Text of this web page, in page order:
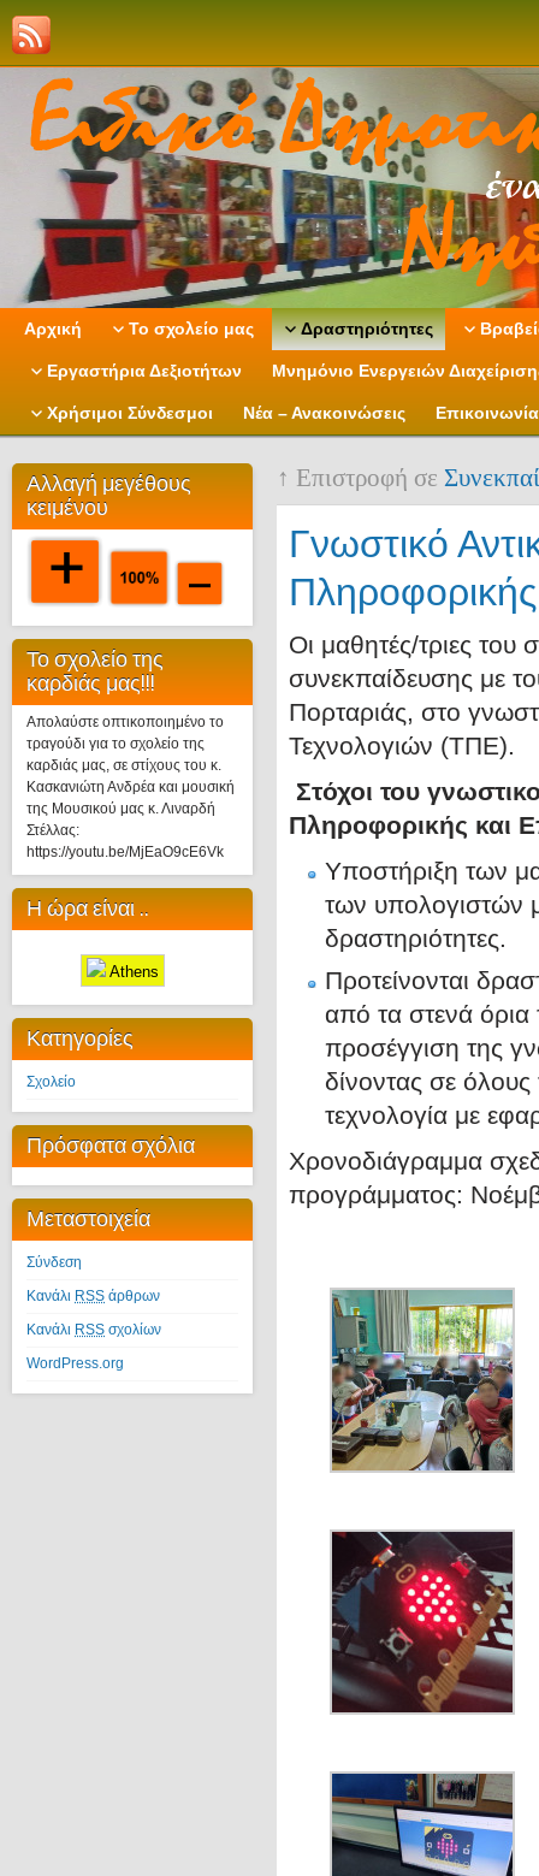
Αρχική Το σχολείο μας Δραστηριότητες
Εργαστήρια Δεξιοτήτων Μνημόνιο Ενεργειών
Χρήσιμοι Σύνδεσμοι Νέα – Ανακοινώσεις Επικοινωνία
Αλλαγή μεγέθους
κειμένου
Το σχολείο της
καρδιάς μας!!!
Απολαύστε οπτικοποιημένο το
τραγούδι για το σχολείο της
καρδιάς μας, σε στίχους του κ.
Κασκανιώτη Ανδρέα και μουσική
της Μουσικού μας κ. Λιναρδή
Στέλλας:
https://youtu.be/MjEaO9cE6Vk
Η ώρα είναι ..
Athens
Κατηγορίες
Σχολείο
Πρόσφατα σχόλια
Μεταστοιχεία
Σύνδεση
Κανάλι RSS άρθρων
Κανάλι RSS σχολίων
WordPress.org
↑ Επιστροφή σε
Γνωστικό
Οι μαθητές/τριες του
συνεκπαίδευσης με
Πορταριάς, στο
Τεχνολογιών (ΤΠΕ).
Στόχοι του
Πληροφορικής και
Υποστήριξη των
των υπολογιστών
δραστηριότητες.
Προτείνονται
από τα στενά όρια
προσέγγιση της
δίνοντας σε
τεχνολογία με
Χρονοδιάγραμμα
προγράμματος: